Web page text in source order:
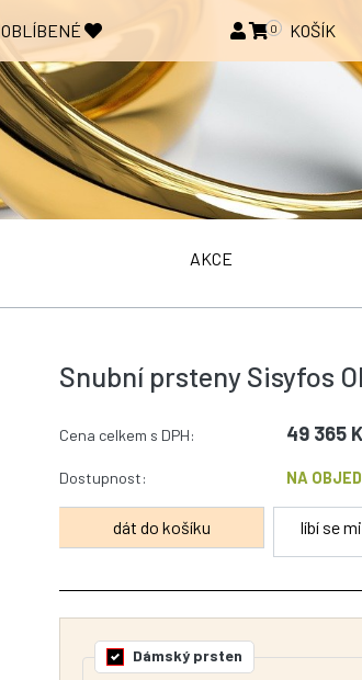
OBLÍBENÉ 0 KOŠÍK
AKCE
Snubní prsteny Sisyfos
Cena celkem s DPH: 49 365
Dostupnost: NA
líbí se mi
Dámský prsten